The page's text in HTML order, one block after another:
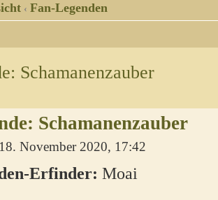
‹ Fan-Legenden
Schamanenzauber
Schamanenzauber
November 2020, 17:42
Erfinder: Moai